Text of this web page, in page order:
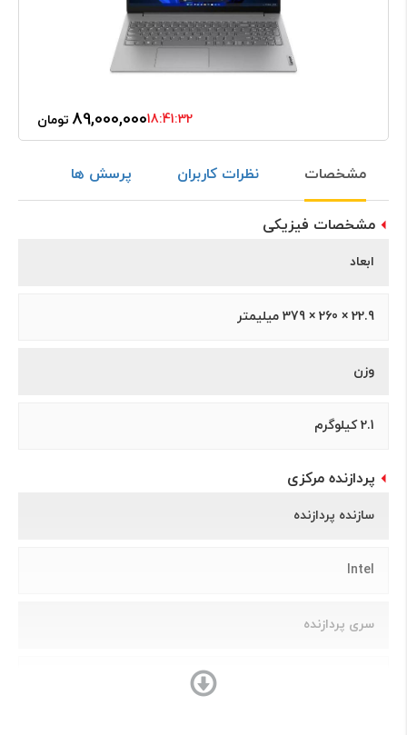
89,000,000 تومان 18:41:32
مشخصات نظرات کاربران پرسش ها
مشخصات فیزیکی
ابعاد
22.9 × 260 × 379 میلیمتر
وزن
2.1 کیلوگرم
پردازنده مرکزی
سازنده پردازنده
Intel
سری پردازنده